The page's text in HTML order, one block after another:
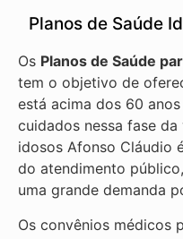
Planos de Saúde
Os Planos de Saúde
tem o objetivo de
está acima dos 60
cuidados nessa fase
idosos Afonso Cláudio
do atendimento
uma grande demanda
Os convênios médicos